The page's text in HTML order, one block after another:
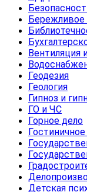
Бережливое
Вентиляция
Геодезия
Геология
Гипноз и
ГО и ЧС
Горное дело
Детская